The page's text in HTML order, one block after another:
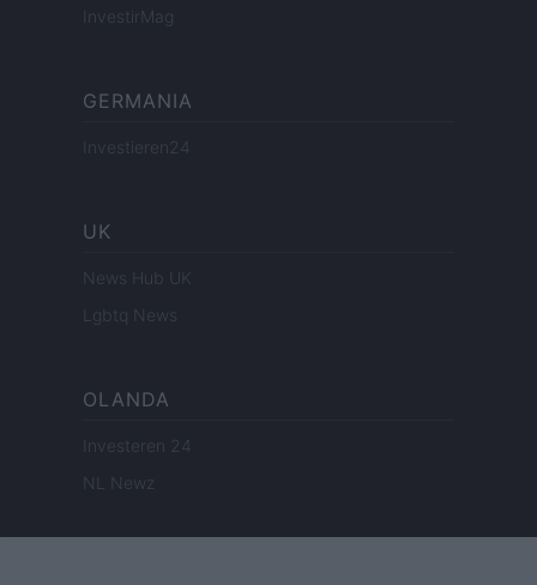
InvestirMag
GERMANIA
Investieren24
UK
News Hub UK
Lgbtq News
OLANDA
Investeren 24
NL Newz